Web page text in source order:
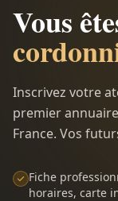
Vous
Inscrivez votre
premier
France. Vos
Fiche
horaires, carte